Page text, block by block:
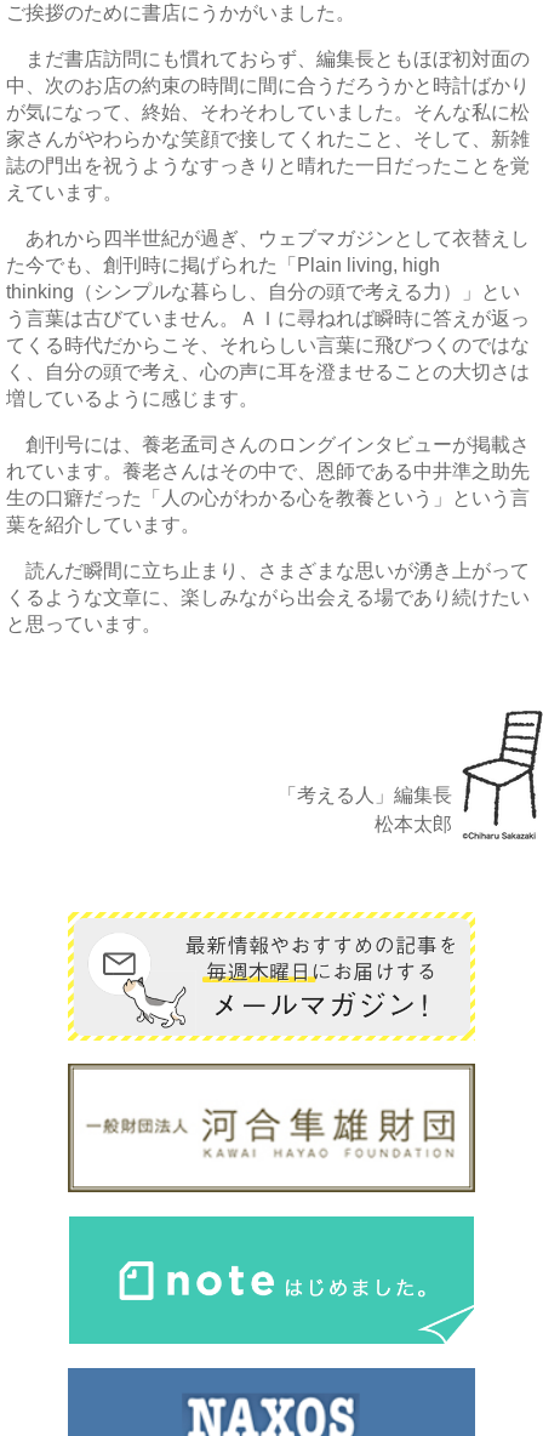
ご挨拶のために書店にうかがいました。
まだ書店訪問にも慣れておらず、編集長ともほぼ初対面の
中、次のお店の約束の時間に間に合うだろうかと時計ばかり
が気になって、終始、そわそわしていました。そんな私に松
家さんがやわらかな笑顔で接してくれたこと、そして、新雑
誌の門出を祝うようなすっきりと晴れた一日だったことを覚
えています。
あれから四半世紀が過ぎ、ウェブマガジンとして衣替えし
た今でも、創刊時に掲げられた「Plain living, high
thinking（シンプルな暮らし、自分の頭で考える力）」とい
う言葉は古びていません。ＡＩに尋ねれば瞬時に答えが返っ
てくる時代だからこそ、それらしい言葉に飛びつくのではな
く、自分の頭で考え、心の声に耳を澄ませることの大切さは
増しているように感じます。
創刊号には、養老孟司さんのロングインタビューが掲載さ
れています。養老さんはその中で、恩師である中井準之助先
生の口癖だった「人の心がわかる心を教養という」という言
葉を紹介しています。
読んだ瞬間に立ち止まり、さまざまな思いが湧き上がって
くるような文章に、楽しみながら出会える場であり続けたい
と思っています。
「考える人」編集長
松本太郎